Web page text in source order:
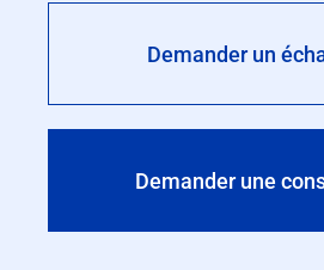
Demander un
Demander une